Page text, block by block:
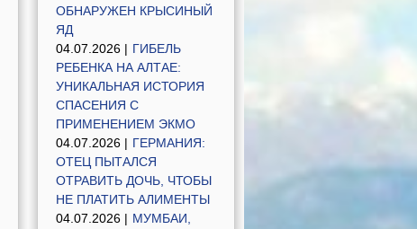
ОБНАРУЖЕН КРЫСИНЫЙ
ЯД
04.07.2026 | ГИБЕЛЬ
РЕБЕНКА НА АЛТАЕ:
УНИКАЛЬНАЯ ИСТОРИЯ
СПАСЕНИЯ С
ПРИМЕНЕНИЕМ ЭКМО
04.07.2026 | ГЕРМАНИЯ:
ОТЕЦ ПЫТАЛСЯ
ОТРАВИТЬ ДОЧЬ, ЧТОБЫ
НЕ ПЛАТИТЬ АЛИМЕНТЫ
04.07.2026 | МУМБАИ,